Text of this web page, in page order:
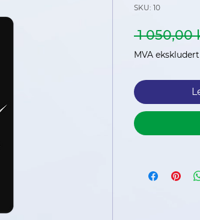
SKU: 10
1 050,00
MVA ekskludert